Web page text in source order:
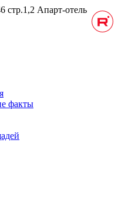
стр.1,2 Апарт-отель
факты